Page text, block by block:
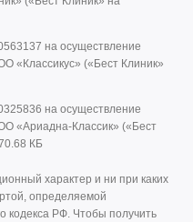
на осуществление
«Классикус» («Бест Клиник»
на осуществление
«Ариадна-Классик» («Бест
КБ
характер и ни при каких
определяемой
кодекса РФ. Чтобы получить